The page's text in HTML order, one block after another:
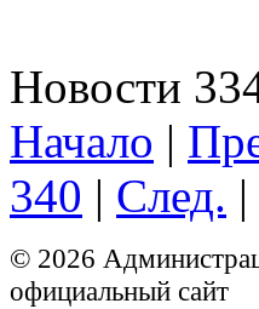
Новости
Начало |
340 | След. |
© 2026
официальный сайт